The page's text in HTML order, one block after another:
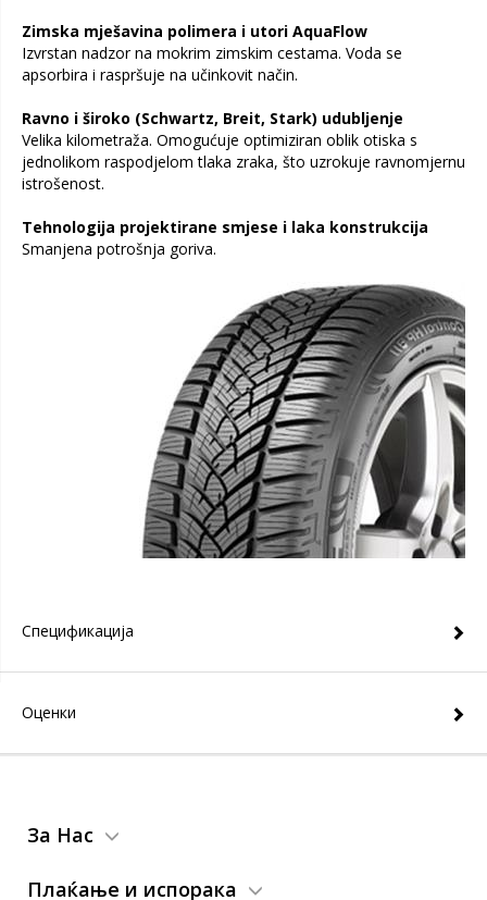
Zimska mješavina polimera i utori AquaFlow
Izvrstan nadzor na mokrim zimskim cestama. Voda se
apsorbira i raspršuje na učinkovit način.
Ravno i široko (Schwartz, Breit, Stark) udubljenje
Velika kilometraža. Omogućuje optimiziran oblik otiska s
jednolikom raspodjelom tlaka zraka, što uzrokuje ravnomjernu
istrošenost.
Tehnologija projektirane smjese i laka konstrukcija
Smanjena potrošnja goriva.
Спецификација
Оценки
За Нас
Плаќање и испорака